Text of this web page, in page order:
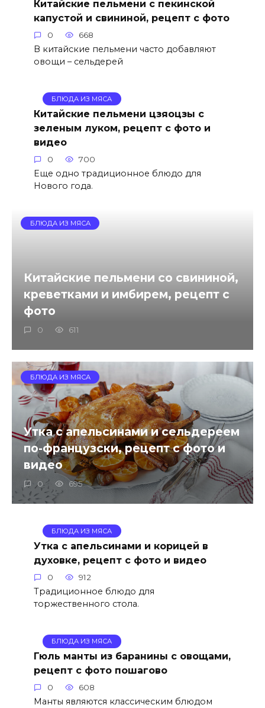
Китайские пельмени с пекинской
капустой и свининой, рецепт с фото
0 668
В китайские пельмени часто добавляют
овощи – сельдерей
БЛЮДА ИЗ МЯСА
Китайские пельмени цзяоцзы с
зеленым луком, рецепт с фото и
видео
0 700
Еще одно традиционное блюдо для
Нового года.
БЛЮДА ИЗ МЯСА
Китайские пельмени со свининой,
креветками и имбирем, рецепт с
фото
0 611
БЛЮДА ИЗ МЯСА
Утка с апельсинами и сельдереем
по-французски, рецепт с фото и
видео
0 695
БЛЮДА ИЗ МЯСА
Утка с апельсинами и корицей в
духовке, рецепт с фото и видео
0 912
Традиционное блюдо для
торжественного стола.
БЛЮДА ИЗ МЯСА
Гюль манты из баранины с овощами,
рецепт с фото пошагово
0 608
Манты являются классическим блюдом